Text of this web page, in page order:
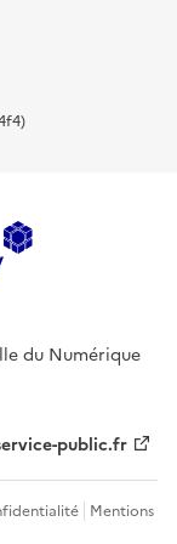
du Numérique
public.fr
Mentions